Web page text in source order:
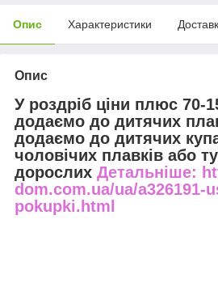
Опис Характеристики
Опис
У роздріб ціни плюс 70-
додаємо до дитячих
додаємо до дитячих
чоловічих плавків або
дорослих Детальніше:
dom.com.ua/ua/a326191-
pokupki.html